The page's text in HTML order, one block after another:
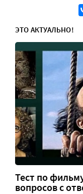
ЭТО АКТУАЛЬНО!
Тест по
вопросов с